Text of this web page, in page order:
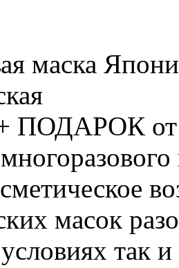
маска
ПОДАРОК от
масок
так и